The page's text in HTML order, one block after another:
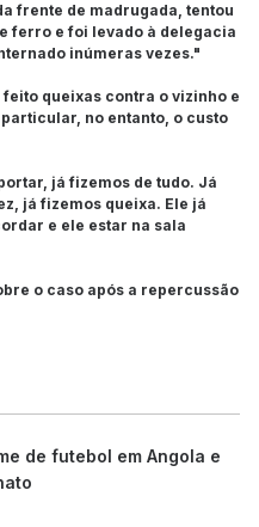
frente de madrugada, tentou
ferro e foi levado à delegacia
inúmeras vezes."
queixas contra o vizinho e
no entanto, o custo
já fizemos de tudo. Já
já fizemos queixa. Ele já
e ele estar na sala
o caso após a repercussão
de futebol em Angola e